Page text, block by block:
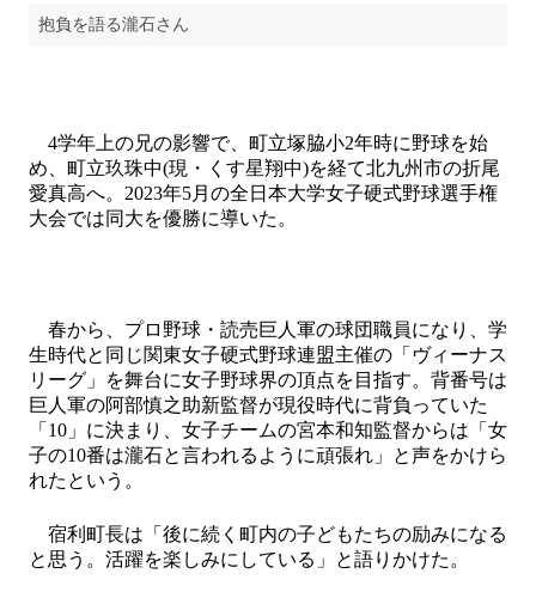
抱負を語る瀧石さん
4学年上の兄の影響で、町立塚脇小2年時に野球を始
め、町立玖珠中(現・くす星翔中)を経て北九州市の折尾
愛真高へ。2023年5月の全日本大学女子硬式野球選手権
大会では同大を優勝に導いた。
春から、プロ野球・読売巨人軍の球団職員になり、学
生時代と同じ関東女子硬式野球連盟主催の「ヴィーナス
リーグ」を舞台に女子野球界の頂点を目指す。背番号は
巨人軍の阿部慎之助新監督が現役時代に背負っていた
「10」に決まり、女子チームの宮本和知監督からは「女
子の10番は瀧石と言われるように頑張れ」と声をかけら
れたという。
宿利町長は「後に続く町内の子どもたちの励みになる
と思う。活躍を楽しみにしている」と語りかけた。